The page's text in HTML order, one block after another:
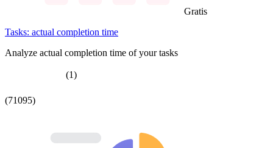
Gratis
Tasks: actual completion time
Analyze actual completion time of your tasks
(1)
(71095)